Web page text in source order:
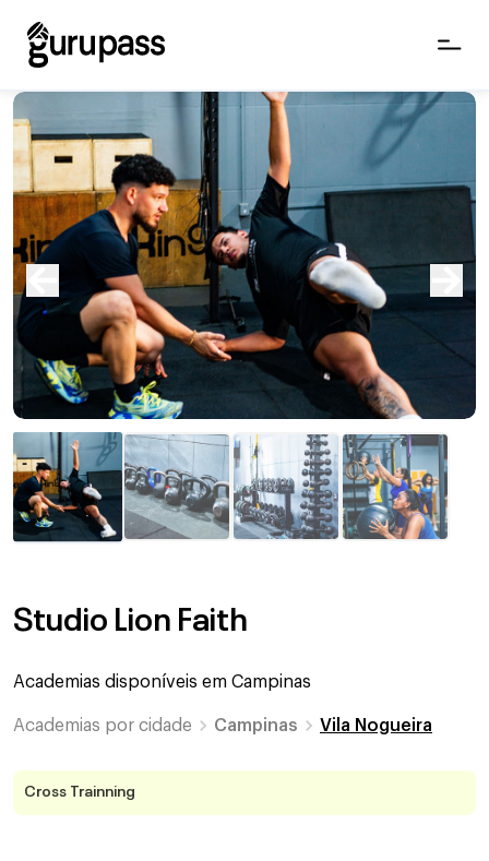
Studio Lion Faith
Academias disponíveis em Campinas
Academias por cidade Campinas Vila Nogueira
Cross Trainning